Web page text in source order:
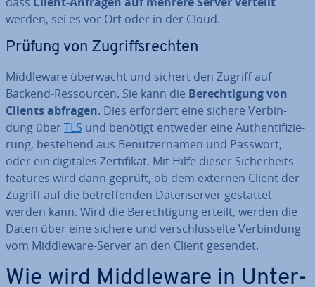
werden, sei es vor Ort oder in der Cloud.
Prüfung von Zu­griffs­rech­ten
Midd­le­wa­re überwacht und sichert den Zugriff auf
Backend-Res­sour­cen. Sie kann die Be­rech­ti­gung von
Clients abfragen. Dies erfordert eine sichere Ver­bin­
dung über TLS und benötigt entweder eine Au­then­ti­fi­zie­
rung, bestehend aus Be­nut­zer­na­men und Passwort,
oder ein digitales Zer­ti­fi­kat. Mit Hilfe dieser Si­cher­heits­
fea­tures wird dann geprüft, ob dem externen Client der
Zugriff auf die be­tref­fen­den Da­ten­ser­ver gestattet
werden kann. Wird die Be­rech­ti­gung erteilt, werden die
Daten über eine sichere und ver­schlüs­sel­te Ver­bin­dung
vom Midd­le­wa­re-Server an den Client gesendet.
Wie wird Midd­le­wa­re in Un­ter­